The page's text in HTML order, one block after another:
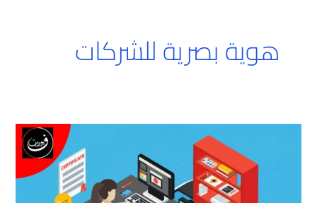
هوية بصرية للشركات